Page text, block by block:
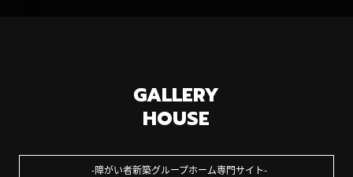
GALLERY
HOUSE
障がい者新築グループホーム専門サイト